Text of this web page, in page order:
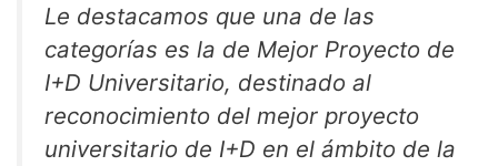
Le destacamos que una de las
categorías es la de Mejor Proyecto de
I+D Universitario, destinado al
reconocimiento del mejor proyecto
universitario de I+D en el ámbito de la